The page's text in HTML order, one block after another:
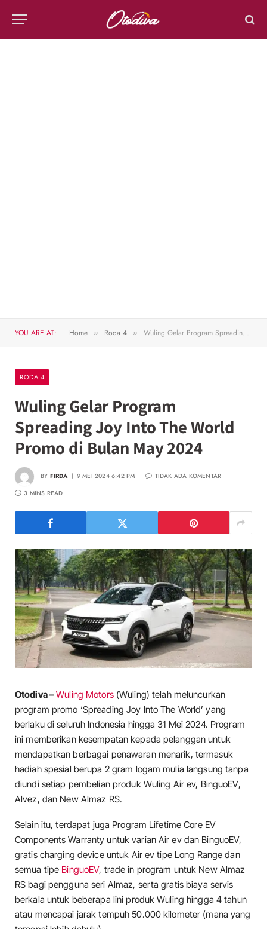
YOU ARE AT: Home » Roda 4 » Wuling Gelar Program Spreading Joy Into The World Promo di Bulan May 2024
RODA 4
Wuling Gelar Program
Spreading Joy Into The World
Promo di Bulan May 2024
BY FIRDA 9 MEI 2024 6:42 PM
TIDAK ADA KOMENTAR
3 MINS READ
Otodiva –Wuling Motors(Wuling) telah meluncurkan
program promo ‘Spreading Joy Into The World’ yang
berlaku di seluruh Indonesia hingga 31 Mei 2024. Program
ini memberikan kesempatan kepada pelanggan untuk
mendapatkan berbagai penawaran menarik, termasuk
hadiah spesial berupa 2 gram logam mulia langsung tanpa
diundi setiap pembelian produk Wuling Air ev, BinguoEV,
Alvez, dan New Almaz RS.
Selain itu, terdapat juga Program Lifetime Core EV
Components Warranty untuk varian Air ev dan BinguoEV,
gratis charging device untuk Air ev tipe Long Range dan
semua tipe BinguoEV, trade in program untuk New Almaz
RS bagi pengguna seri Almaz, serta gratis biaya servis
berkala untuk beberapa lini produk Wuling hingga 4 tahun
atau mencapai jarak tempuh 50.000 kilometer (mana yang